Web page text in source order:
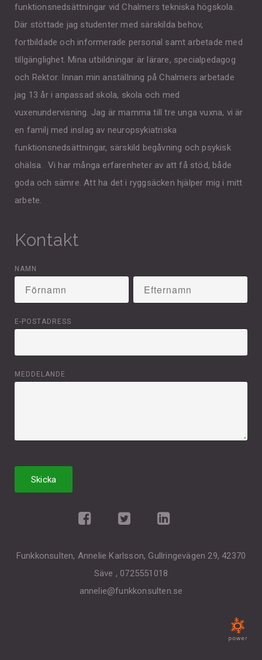
funktionsnedsättningar vid Chalmers tekniska högskola.
Där stöttade jag studenter med särskilda behov,
fortbildade och informerade personal samt arbetade med
tillgänglighet. Mina utbildningar är lärare, specialpedagog
och Rektor. Innan min anställning på Chalmers arbetade
jag 13 år i anpassad skola, skola och med
vuxenundervisning. Jag är mamma till tre unga vuxna, vi är
en familj med inslag av neuropsykiatriska
funktionsnedsättningar, särskild begåvning och psykisk
ohälsa. Vi har många erfarenheter av att få stöd, både
goda och sämre. Att ha det i ryggsäcken hjälper mig i mitt
arbete.
Kontakt
NAMN
E-POSTADRESS
MEDDELANDE
Funkkonsulten, Annelie Karlsson, Gullringevägen 29, 42370
Säve , 0725551018
annelie@funkkonsulten.se